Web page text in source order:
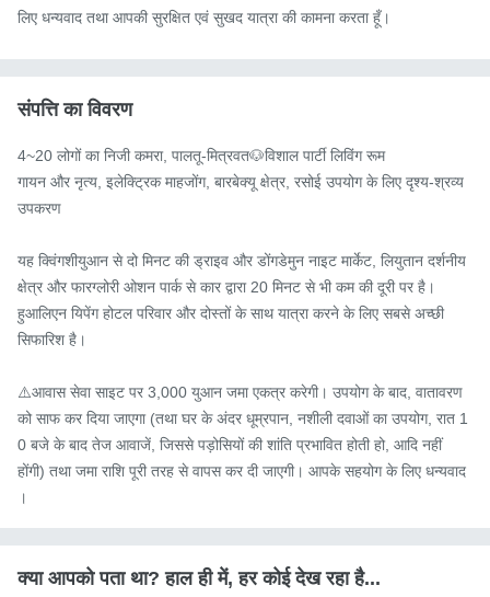
लिए धन्यवाद तथा आपकी सुरक्षित एवं सुखद यात्रा की कामना करता हूँ।
संपत्ति का विवरण
4~20 लोगों का निजी कमरा, पालतू-मित्रवत🐶विशाल पार्टी लिविंग रूम
गायन और नृत्य, इलेक्ट्रिक माहजोंग, बारबेक्यू क्षेत्र, रसोई उपयोग के लिए दृश्य-श्रव्य
उपकरण
यह क्विंगशीयुआन से दो मिनट की ड्राइव और डोंगडेमुन नाइट मार्केट, लियुतान दर्शनीय
क्षेत्र और फारग्लोरी ओशन पार्क से कार द्वारा 20 मिनट से भी कम की दूरी पर है।
हुआलिएन यिपेंग होटल परिवार और दोस्तों के साथ यात्रा करने के लिए सबसे अच्छी
सिफारिश है।
⚠️आवास सेवा साइट पर 3,000 युआन जमा एकत्र करेगी। उपयोग के बाद, वातावरण
को साफ कर दिया जाएगा (तथा घर के अंदर धूम्रपान, नशीली दवाओं का उपयोग, रात 1
0 बजे के बाद तेज आवाजें, जिससे पड़ोसियों की शांति प्रभावित होती हो, आदि नहीं
होंगी) तथा जमा राशि पूरी तरह से वापस कर दी जाएगी। आपके सहयोग के लिए धन्यवाद
।
क्या आपको पता था? हाल ही में, हर कोई देख रहा है...